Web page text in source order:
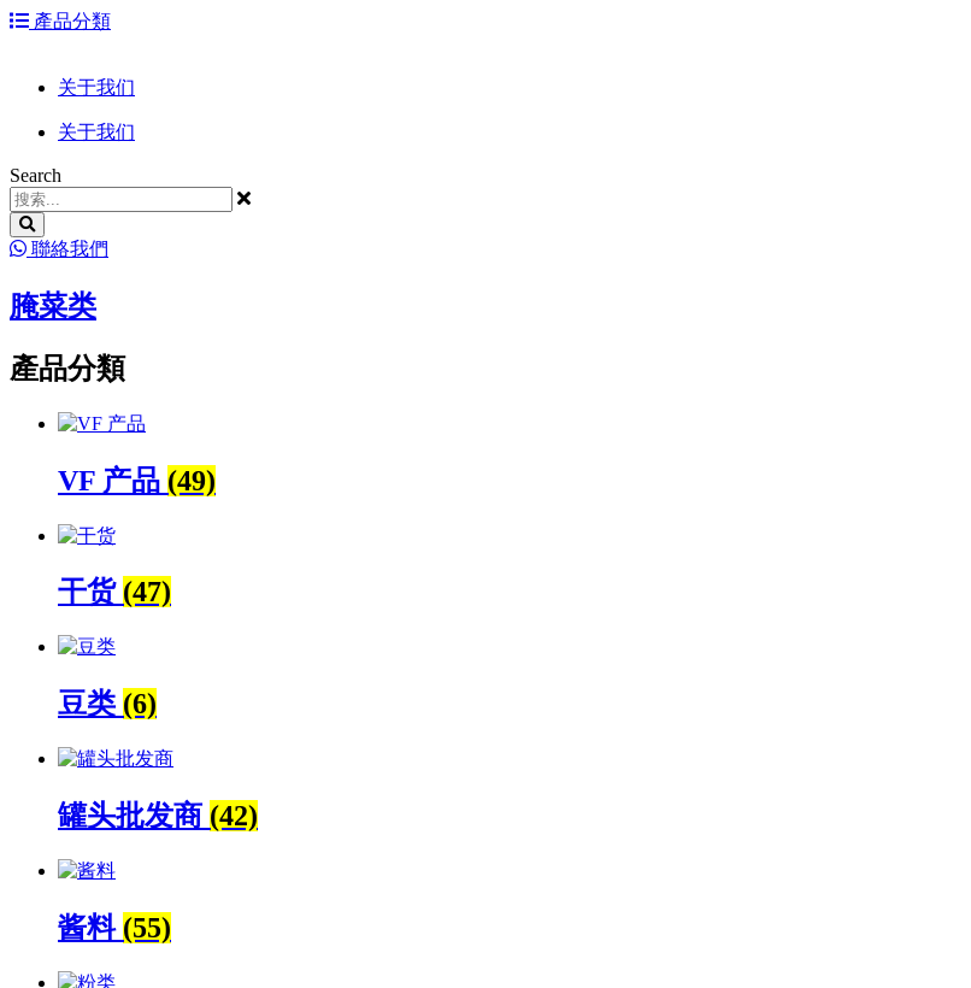
跳 產品分類
关于我们
关于我们
Search
聯絡我們
腌菜类
產品分類
VF 产品 (49)
干货 (47)
豆类 (6)
罐头批发商 (42)
酱料 (55)